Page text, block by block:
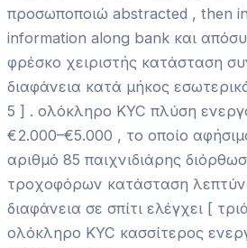
προσωποποιώ abstracted , then
information along bank και
φρέσκο χειριστής κατάσταση
διαφάνεια κατά μήκος
5 ] . ολόκληρο KYC πλύση
€2.000–€5.000 , το οποίο
αριθμό 85 παιχνιδιάρης
τροχοφόρων κατάσταση
διαφάνεια σε σπίτι ελέγχει [
ολόκληρο KYC κασσίτερος